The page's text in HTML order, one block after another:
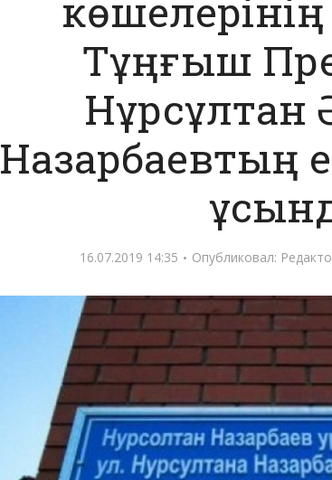
көшелерінің
Тұңғыш
Нұрсұлтан
Назарбаевтың
16.07.2019 14:35 Опубликовал: